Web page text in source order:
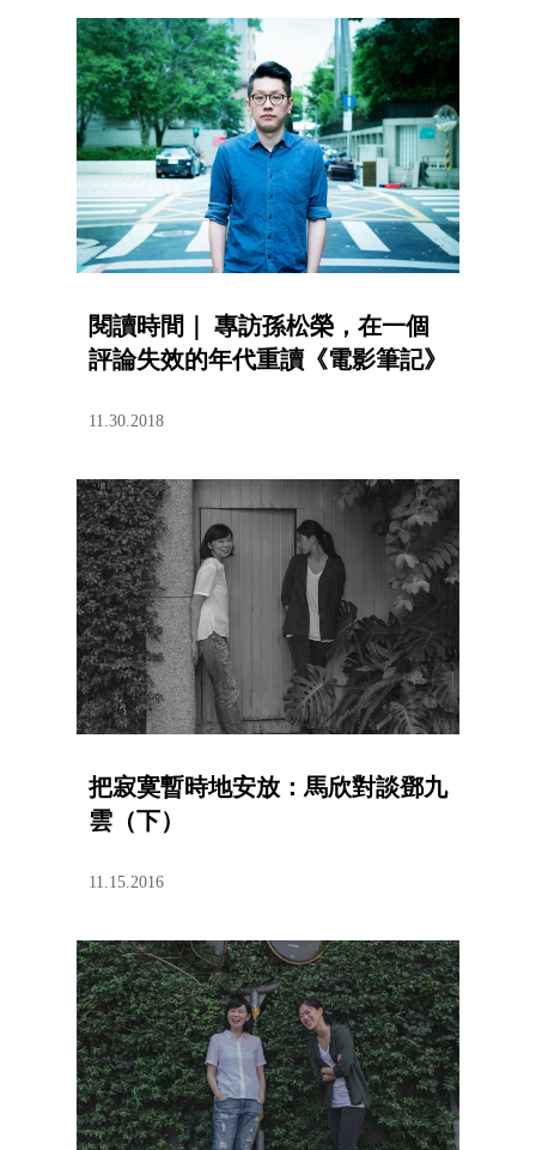
閱讀時間｜ 專訪孫松榮，在一個
評論失效的年代重讀《電影筆記》
11.30.2018
把寂寞暫時地安放：馬欣對談鄧九
雲（下）
11.15.2016